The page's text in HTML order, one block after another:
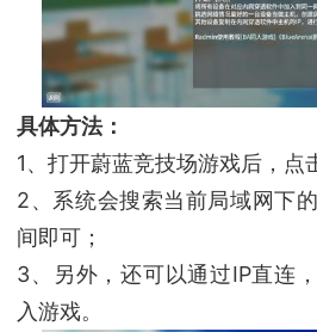
具体方法：
1、打开蔚蓝竞技场游戏后，点
2、系统会搜索当前局域网下
间即可；
3、另外，还可以通过IP直连
入游戏。